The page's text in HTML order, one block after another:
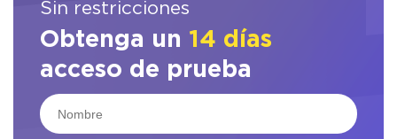
Sin restricciones
Obtenga un 14 días
acceso de prueba